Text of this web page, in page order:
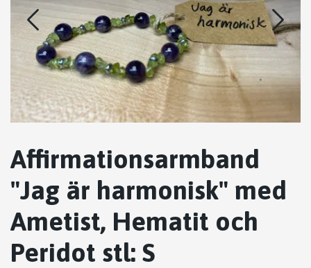
Affirmationsarmband
"Jag är harmonisk" med
Ametist, Hematit och
Peridot stl: S